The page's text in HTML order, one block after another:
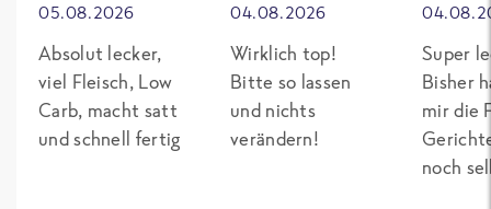
05.08.2026
Absolut lecker,
viel Fleisch, Low
Carb, macht satt
und schnell fertig
04.08.2026
Wirklich top!
Bitte so lassen
und nichts
verändern!
Super
Bisher
mir die
noch